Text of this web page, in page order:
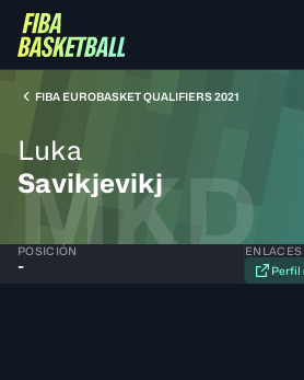
FIBA EUROBASKET QUALIFIERS 2021
Luka
Savikjevikj
MKD
POSICIÓN
-
ENLACES
Perfil